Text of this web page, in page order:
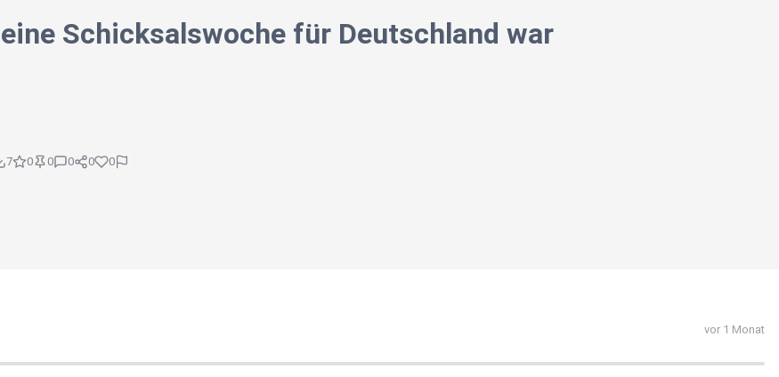
Schicksalswoche für Deutschland war
7 0 0 0 0 0
vor 1 Monat